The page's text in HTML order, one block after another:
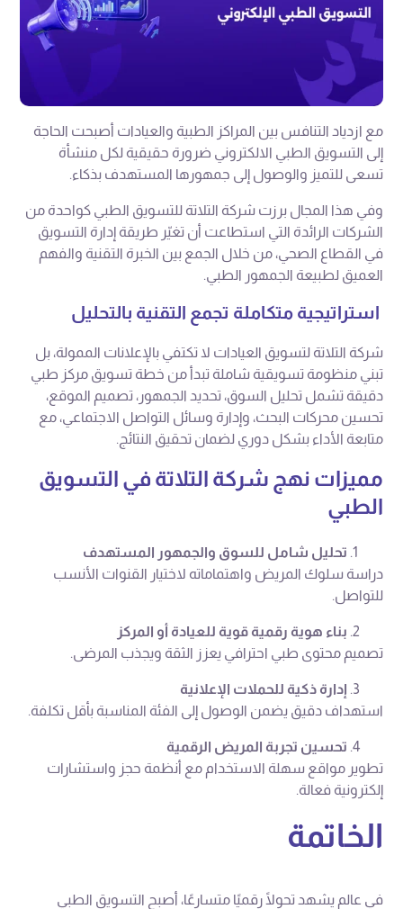
مع ازدياد التنافس بين المراكز الطبية والعيادات أصبحت الحاجة
إلى التسويق الطبي الالكتروني ضرورة حقيقية لكل منشأة
تسعى للتميز والوصول إلى جمهورها المستهدف بذكاء.
وفي هذا المجال برزت شركة التلاتة للتسويق الطبي كواحدة من
الشركات الرائدة التي استطاعت أن تغيّر طريقة إدارة التسويق
في القطاع الصحي، من خلال الجمع بين الخبرة التقنية والفهم
العميق لطبيعة الجمهور الطبي.
استراتيجية متكاملة تجمع التقنية بالتحليل
شركة التلاتة لتسويق العيادات لا تكتفي بالإعلانات الممولة، بل
تبني منظومة تسويقية شاملة تبدأ من خطة تسويق مركز طبي
دقيقة تشمل تحليل السوق، تحديد الجمهور، تصميم الموقع،
تحسين محركات البحث، وإدارة وسائل التواصل الاجتماعي، مع
متابعة الأداء بشكل دوري لضمان تحقيق النتائج.
مميزات نهج شركة التلاتة في التسويق
الطبي
تحليل شامل للسوق والجمهور المستهدف
دراسة سلوك المريض واهتماماته لاختيار القنوات الأنسب
للتواصل.
بناء هوية رقمية قوية للعيادة أو المركز
تصميم محتوى طبي احترافي يعزز الثقة ويجذب المرضى.
إدارة ذكية للحملات الإعلانية
استهداف دقيق يضمن الوصول إلى الفئة المناسبة بأقل تكلفة.
تحسين تجربة المريض الرقمية
تطوير مواقع سهلة الاستخدام مع أنظمة حجز واستشارات
إلكترونية فعالة.
الخاتمة
في عالم يشهد تحولًا رقميًا متسارعًا، أصبح التسويق الطبي